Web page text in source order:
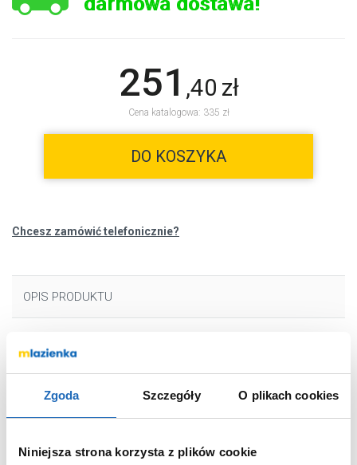
Zgoda Szczegóły O plikach cookies
Niniejsza strona korzysta z plików cookie
251 ,40 zł
Cena katalogowa: 335 zł
DO KOSZYKA
Chcesz zamówić telefonicznie?
OPIS PRODUKTU
Marka
Typ
jednouchwytowa